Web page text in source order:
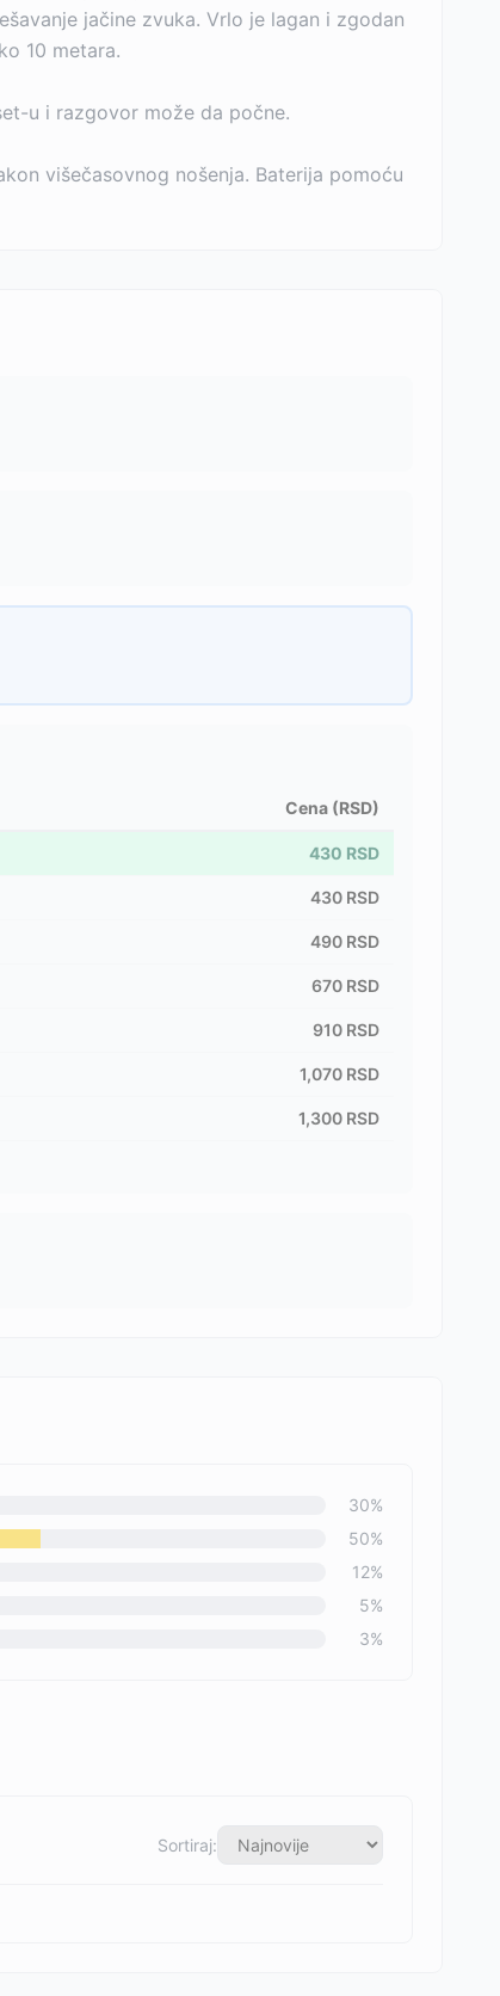
jačine zvuka. Vrlo je lagan i zgodan
10 metara.
u i razgovor može da počne.
višečasovnog nošenja. Baterija pomoću
Cena (RSD)
430 RSD
430 RSD
490 RSD
670 RSD
910 RSD
1,070 RSD
1,300 RSD
30%
50%
12%
5%
3%
Sortiraj: